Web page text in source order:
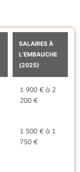
SALAIRES À
L’EMBAUCHE
(2025)
1 900 € à 2
200 €
1 500 € à 1
750 €